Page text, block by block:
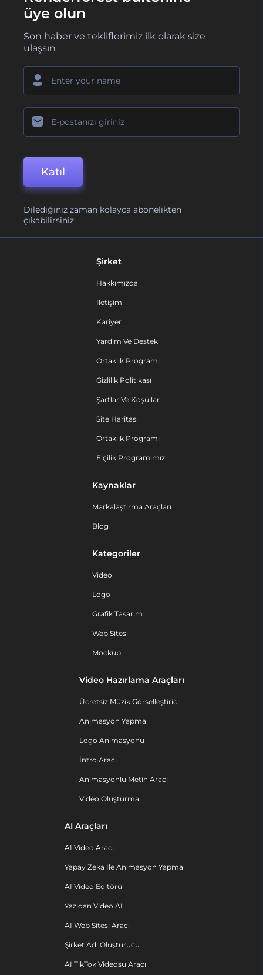
üye olun
Son haber ve tekliflerimiz ilk olarak size
ulaşsın
Katıl
Dilediğiniz zaman kolayca abonelikten
çıkabilirsiniz.
Şirket
Hakkımızda
İletişim
Kariyer
Yardım Ve Destek
Ortaklık Programı
Gizlilik Politikası
Şartlar Ve Koşullar
Site Haritası
Ortaklık Programı
Elçilik Programımızı
Kaynaklar
Markalaştırma Araçları
Blog
Kategoriler
Video
Logo
Grafik Tasarım
Web Sitesi
Mockup
Video Hazırlama Araçları
Ücretsiz Müzik Görselleştirici
Animasyon Yapma
Logo Animasyonu
İntro Aracı
Animasyonlu Metin Aracı
Video Oluşturma
AI Araçları
AI Video Aracı
Yapay Zeka Ile Animasyon Yapma
AI Video Editörü
Yazıdan Video AI
AI Web Sitesi Aracı
Şirket Adı Oluşturucu
AI TikTok Videosu Aracı